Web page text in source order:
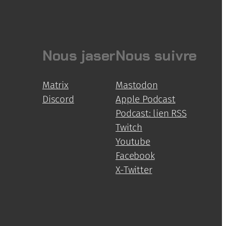
Nous jaser
Matrix
Discord
Nous suivre
Mastodon
Apple Podcast
Podcast: lien RSS
Twitch
Youtube
Facebook
X-Twitter